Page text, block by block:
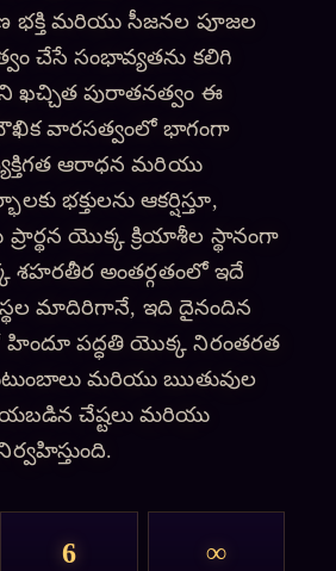
మరియు సీజనల పూజల
చేసే సంభావ్యతను కలిగి
పురాతనత్వం ఈ
వారసత్వంలో భాగంగా
ఆరాధన మరియు
భక్తులను ఆకర్షిస్తూ,
యొక్క క్రియాశీల స్థానంగా
శహరతీర అంతర్గతంలో ఇదే
మాదిరిగానే, ఇది దైనందిన
పద్ధతి యొక్క నిరంతరత
మరియు ఋతువుల
చేష్టలు మరియు
6 ∞